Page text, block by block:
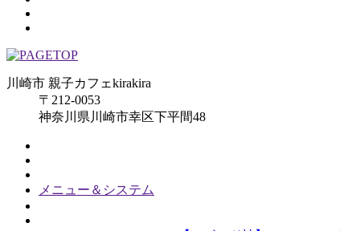
川崎市 親子カフェkirakira
〒212-0053
神奈川県川崎市幸区下平間48
メニュー＆システム